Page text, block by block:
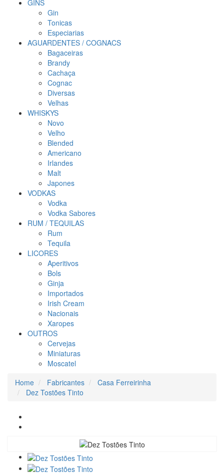
GINS
Gin
Tonicas
Especiarias
AGUARDENTES / COGNACS
Bagaceiras
Brandy
Cachaça
Cognac
Diversas
Velhas
WHISKYS
Novo
Velho
Blended
Americano
Irlandes
Malt
Japones
VODKAS
Vodka
Vodka Sabores
RUM / TEQUILAS
Rum
Tequila
LICORES
Aperitivos
Bols
Ginja
Importados
Irish Cream
Nacionais
Xaropes
OUTROS
Cervejas
Miniaturas
Moscatel
Home
Fabricantes
Casa Ferreirinha
Dez Tostões Tinto